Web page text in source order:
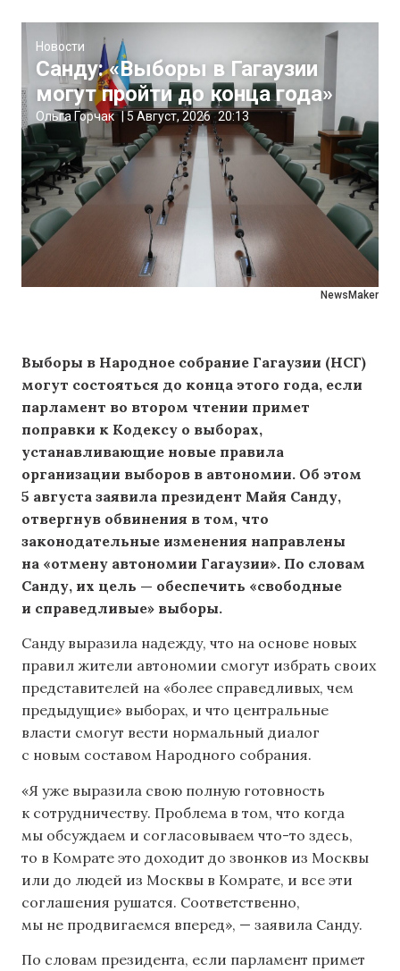
NewsMaker
Новости
Санду: «Выборы в Гагаузии
могут пройти до конца года»
Ольга Горчак |5 Август, 2026 20:13
Выборы в Народное собрание Гагаузии (НСГ)
могут состояться до конца этого года, если
парламент во втором чтении примет
поправки к Кодексу о выборах,
устанавливающие новые правила
организации выборов в автономии. Об этом
5 августа заявила президент Майя Санду,
отвергнув обвинения в том, что
законодательные изменения направлены
на «отмену автономии Гагаузии». По словам
Санду, их цель — обеспечить «свободные
и справедливые» выборы.
Санду выразила надежду, что на основе новых
правил жители автономии смогут избрать своих
представителей на «более справедливых, чем
предыдущие» выборах, и что центральные
власти смогут вести нормальный диалог
с новым составом Народного собрания.
«Я уже выразила свою полную готовность
к сотрудничеству. Проблема в том, что когда
мы обсуждаем и согласовываем что-то здесь,
то в Комрате это доходит до звонков из Москвы
или до людей из Москвы в Комрате, и все эти
соглашения рушатся. Соответственно,
мы не продвигаемся вперед», — заявила Санду.
По словам президента, если парламент примет